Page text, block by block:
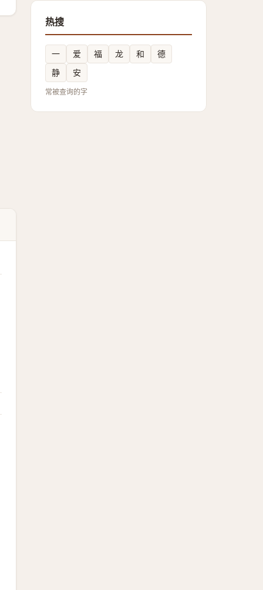
热搜
一 爱 福 龙 和
德
静
安
常被查询的字